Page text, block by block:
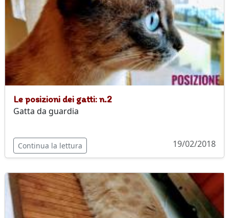
Le posizioni dei gatti: n.2
Gatta da guardia
Continua la lettura 19/02/2018